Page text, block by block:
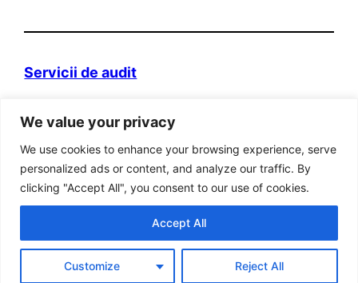
We value your privacy
We use cookies to enhance your browsing experience, serve
personalized ads or content, and analyze our traffic. By
clicking "Accept All", you consent to our use of cookies.
Customize Reject All
Accept All
Servicii de audit
Contabilitatii” sunt detinute de persoana fizica
autorizata Adrian Benta.
Adresa: Bucuresti, Sector 5, Str. Aleea Posada, Nr
8, Bl 31, Ap 19, cod postal 051414
Cod fiscal RO 22886383
Tel: 021. 776 90 18; Fax: 0311.043.869; Mobil: 0765
216 760; 0723 530 139 ; 0740 031 795
Tel ANPC – Bucuresti : 0800/080999